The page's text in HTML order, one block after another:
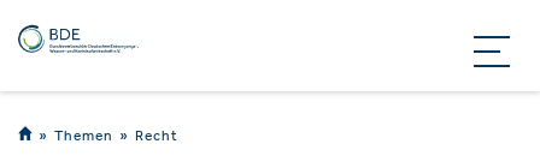
Themen Recht